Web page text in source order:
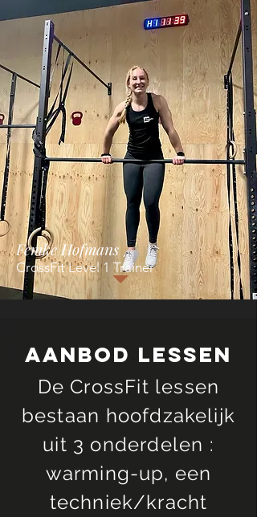
Femke Hofmans
CrossFit Level 1 Trainer
Aanbod lessen
De CrossFit lessen
bestaan hoofdzakelijk
uit 3 onderdelen :
warming-up, een
techniek/kracht